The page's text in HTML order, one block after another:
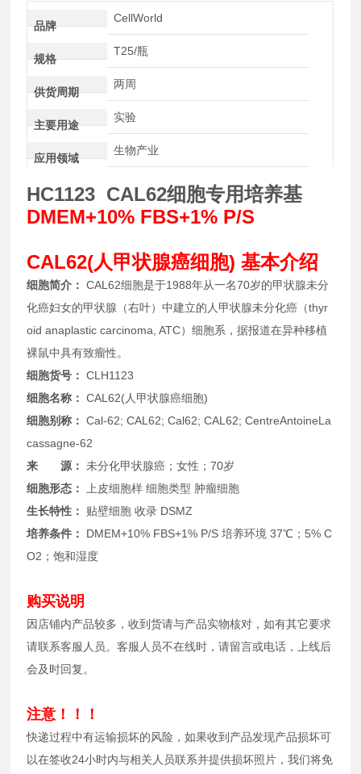
品牌
CellWorld
规格
T25/瓶
供货周期
两周
主要用途
实验
应用领域
生物产业
HC1123 CAL62细胞专用培养基
DMEM+10% FBS+1% P/S
CAL62(人甲状腺癌细胞) 基本介绍
细胞简介： CAL62细胞是于1988年从一名70岁的甲状腺未分
化癌妇女的甲状腺（右叶）中建立的人甲状腺未分化癌（thyr
oid anaplastic carcinoma, ATC）细胞系，据报道在异种移植
裸鼠中具有致瘤性。
细胞货号： CLH1123
细胞名称： CAL62(人甲状腺癌细胞)
细胞别称： Cal-62; CAL62; Cal62; CAL62; CentreAntoineLa
cassagne-62
来 源： 未分化甲状腺癌；女性；70岁
细胞形态：
上皮细胞样 细胞类型 肿瘤细胞
生长特性：
贴壁细胞 收录 DSMZ
培养条件：
DMEM+10% FBS+1% P/S 培养环境 37℃；5% C
O2；饱和湿度
购买说明
因店铺内产品较多，收到货请与产品实物核对，如有其它要求
请联系客服人员。客服人员不在线时，请留言或电话，上线后
会及时回复。
注意！！！
快递过程中有运输损坏的风险，如果收到产品发现产品损坏可
以在签收24小时内与相关人员联系并提供损坏照片，我们将免